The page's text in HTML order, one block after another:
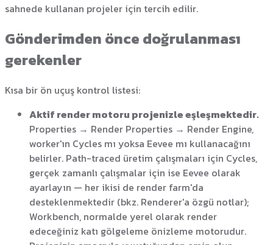
sahnede kullanan projeler için tercih edilir.
Gönderimden önce doğrulanması
gerekenler
Kısa bir ön uçuş kontrol listesi:
Aktif render motoru projenizle eşleşmektedir.
Properties → Render Properties → Render Engine,
worker'ın Cycles mı yoksa Eevee mı kullanacağını
belirler. Path-traced üretim çalışmaları için Cycles,
gerçek zamanlı çalışmalar için ise Eevee olarak
ayarlayın — her ikisi de render farm'da
desteklenmektedir (bkz. Renderer'a özgü notlar);
Workbench, normalde yerel olarak render
edeceğiniz katı gölgeleme önizleme motorudur.